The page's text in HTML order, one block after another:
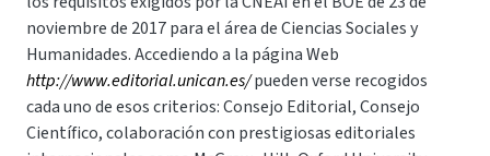
noviembre de 2017 para el área de Ciencias Sociales y
Humanidades. Accediendo a la página Web
http://www.editorial.unican.es/pueden verse recogidos
cada uno de esos criterios: Consejo Editorial, Consejo
Científico, colaboración con prestigiosas editoriales